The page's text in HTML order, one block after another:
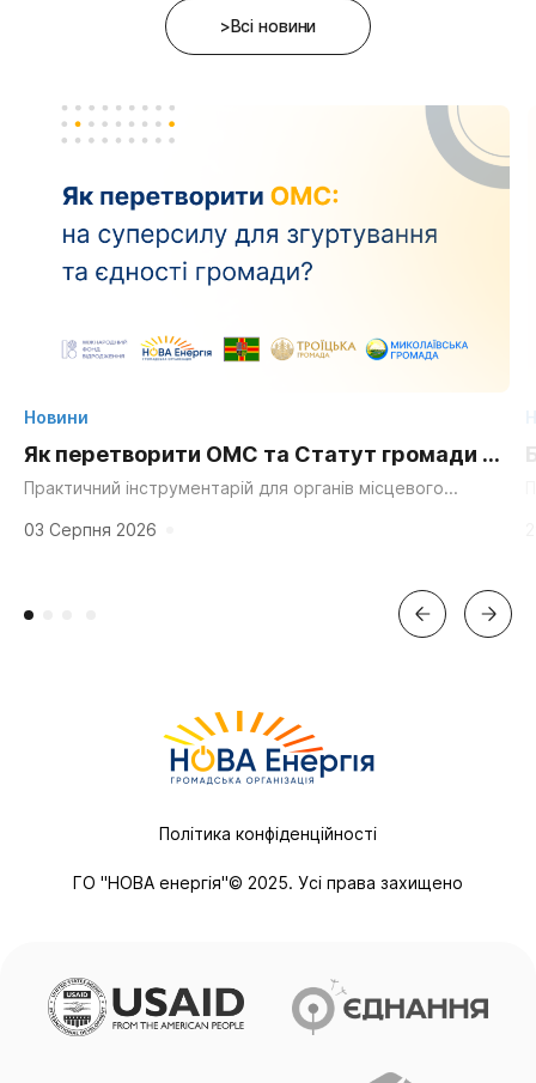
>Всі новини
Новини
Як перетворити ОМС та Статут громади на
суперсилу для згуртування та єдності?
Практичний інструментарій для органів місцевого
мешканців. «Мальовнича природа», «працьовиті люди»,
«багата історія» та «вигідне...
03 Серпня 2026
ГО "НОВА енергія"© 2025. Усі права захищено
Політика конфіденційності